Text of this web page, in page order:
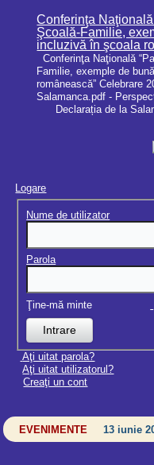
Conferinţa
Şcoală-Familie,
incluzivă în şcoala
Conferinţa Naţională
Familie, exemple de
românească” Celebrare
Salamanca.pdf -
Declarația de la
Logare
Nume de utilizator
Parola
Ţine-mă minte
Aţi uitat parola?
Aţi uitat utilizatorul?
Creaţi un cont
EVENIMENTE 13 iunie